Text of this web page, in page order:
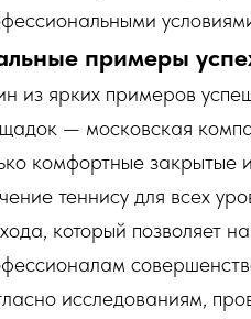
примеры
из ярких примеров
— московская
комфортные закрытые
теннису для всех
который позволяет
исследованиям,